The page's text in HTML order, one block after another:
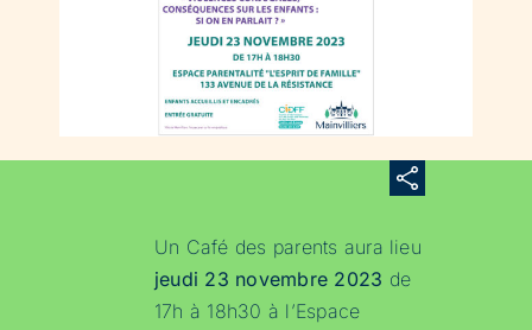
Un Café des parents aura lieu
jeudi 23 novembre 2023 de
17h à 18h30 à l’Espace